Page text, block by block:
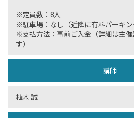
※定員数：8人
※駐車場：なし（近隣に有料パーキン
※支払方法：事前ご入金（詳細は主
す）
講師
植木 誠